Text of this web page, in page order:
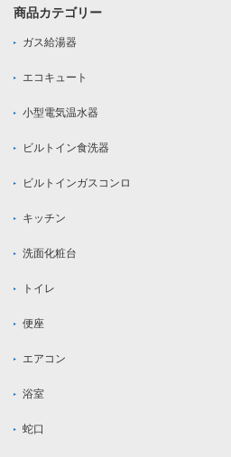
商品カテゴリー
ガス給湯器
エコキュート
小型電気温水器
ビルトイン食洗器
ビルトインガスコンロ
キッチン
洗面化粧台
トイレ
便座
エアコン
浴室
蛇口